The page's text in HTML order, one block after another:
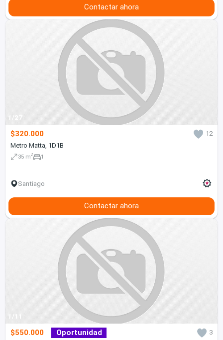
Contactar ahora
1/27
$320.000
12
Metro Matta, 1D1B
35 m2 1
Santiago
Contactar ahora
1/11
$550.000 Oportunidad
3